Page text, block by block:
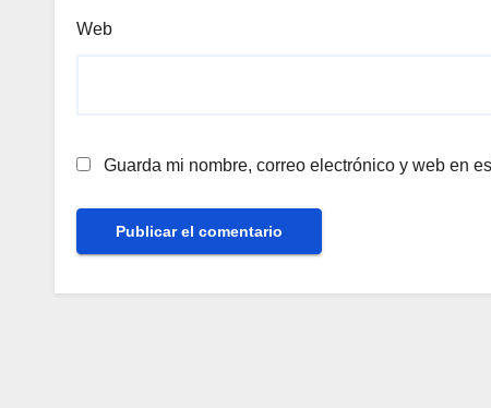
Web
Guarda mi nombre, correo electrónico y web en